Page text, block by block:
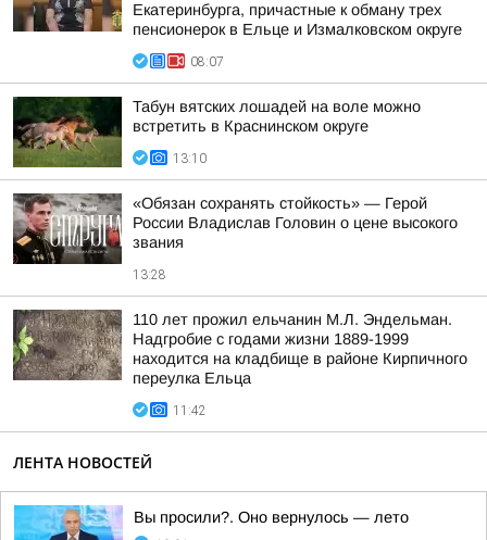
Екатеринбурга, причастные к обману трех
пенсионерок в Ельце и Измалковском округе
08:07
Табун вятских лошадей на воле можно
встретить в Краснинском округе
13:10
«Обязан сохранять стойкость» — Герой
России Владислав Головин о цене высокого
звания
13:28
110 лет прожил ельчанин М.Л. Эндельман.
Надгробие с годами жизни 1889-1999
находится на кладбище в районе Кирпичного
переулка Ельца
11:42
ЛЕНТА НОВОСТЕЙ
Вы просили?. Оно вернулось — лето